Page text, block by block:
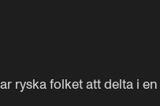
ryska folket att delta i en